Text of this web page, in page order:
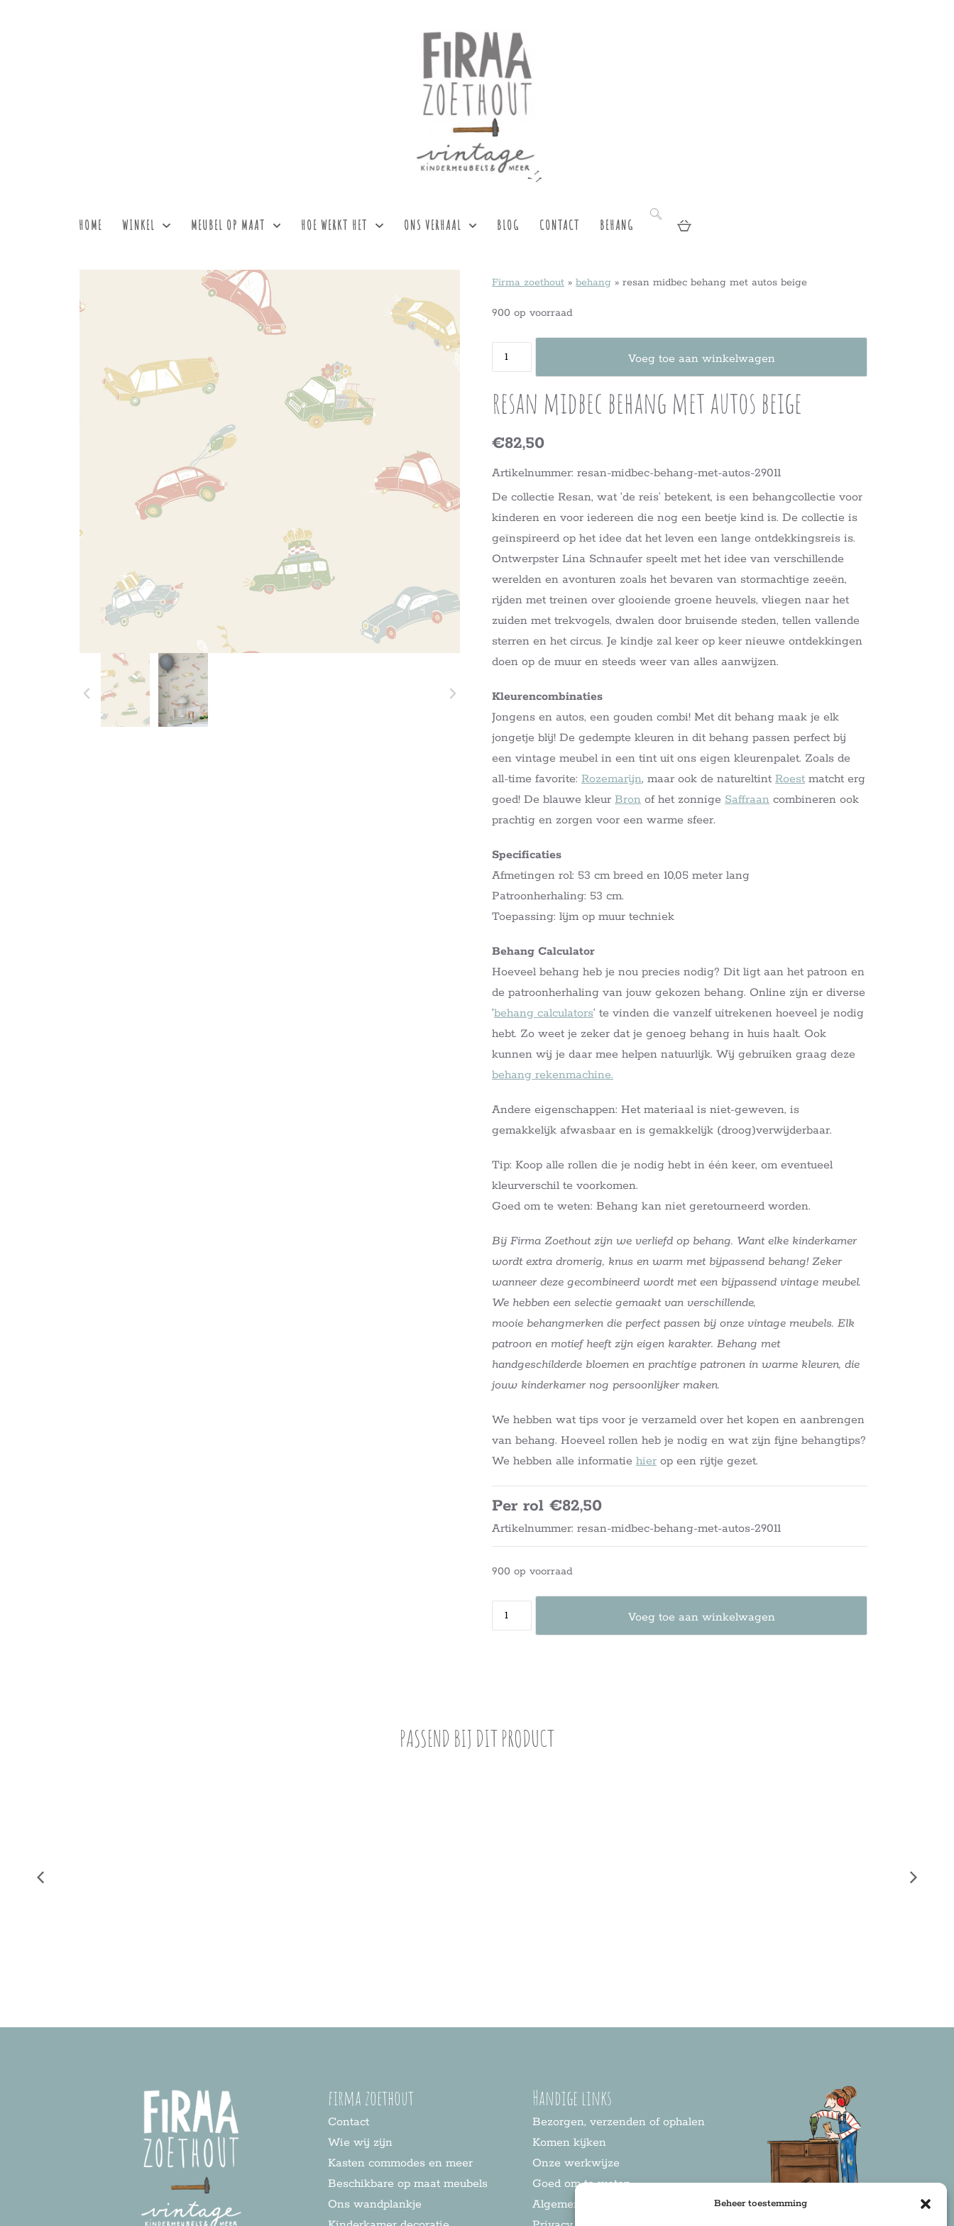
Beheer toestemming
HOME WINKEL MEUBEL OP MAAT HOE WERKT HET ONS VERHAAL BLOG CONTACT BEHANG
Firma zoethout »behang »resan midbec behang met autos beige
900 op voorraad
Voeg toe aan winkelwagen
resan midbec behang met autos beige
€82,50
Artikelnummer: resan-midbec-behang-met-autos-29011
De collectie Resan, wat ‘de reis’ betekent, is een behangcollectie voor
kinderen en voor iedereen die nog een beetje kind is. De collectie is
geïnspireerd op het idee dat het leven een lange ontdekkingsreis is.
Ontwerpster Lina Schnaufer speelt met het idee van verschillende
werelden en avonturen zoals het bevaren van stormachtige zeeën,
rijden met treinen over glooiende groene heuvels, vliegen naar het
zuiden met trekvogels, dwalen door bruisende steden, tellen vallende
sterren en het circus. Je kindje zal keer op keer nieuwe ontdekkingen
doen op de muur en steeds weer van alles aanwijzen.
Kleurencombinaties
Jongens en autos, een gouden combi! Met dit behang maak je elk
jongetje blij! De gedempte kleuren in dit behang passen perfect bij
een vintage meubel in een tint uit ons eigen kleurenpalet. Zoals de
all-time favorite:Rozemarijn, maar ook de natureltintRoest matcht erg
goed! De blauwe kleurBron of het zonnigeSaffraan combineren ook
prachtig en zorgen voor een warme sfeer.
Specificaties
Afmetingen rol: 53 cm breed en 10,05 meter lang
Patroonherhaling: 53 cm.
Toepassing: lijm op muur techniek
Behang Calculator
Hoeveel behang heb je nou precies nodig? Dit ligt aan het patroon en
de patroonherhaling van jouw gekozen behang. Online zijn er diverse
‘behang calculators‘ te vinden die vanzelf uitrekenen hoeveel je nodig
hebt. Zo weet je zeker dat je genoeg behang in huis haalt. Ook
kunnen wij je daar mee helpen natuurlijk. Wij gebruiken graag deze
behang rekenmachine.
Andere eigenschappen: Het materiaal is niet-geweven, is
gemakkelijk afwasbaar en is gemakkelijk (droog)verwijderbaar.
Tip: Koop alle rollen die je nodig hebt in één keer, om eventueel
kleurverschil te voorkomen.
Goed om te weten: Behang kan niet geretourneerd worden.
Bij Firma Zoethout zijn we verliefd op behang. Want elke kinderkamer
wordt extra dromerig, knus en warm met bijpassend behang! Zeker
wanneer deze gecombineerd wordt met een bijpassend vintage meubel.
We hebben een selectie gemaakt van verschillende,
mooie behangmerken die perfect passen bij onze vintage meubels. Elk
patroon en motief heeft zijn eigen karakter. Behang met
handgeschilderde bloemen en prachtige patronen in warme kleuren, die
jouw kinderkamer nog persoonlijker maken.
We hebben wat tips voor je verzameld over het kopen en aanbrengen
van behang. Hoeveel rollen heb je nodig en wat zijn fijne behangtips?
We hebben alle informatiehier op een rijtje gezet.
Per rol €82,50
Artikelnummer: resan-midbec-behang-met-autos-29011
900 op voorraad
Voeg toe aan winkelwagen
PASSEND BIJ DIT PRODUCT
firma zoethout
Contact
Wie wij zijn
Kasten commodes en meer
Beschikbare op maat meubels
Ons wandplankje
Handige links
Bezorgen, verzenden of ophalen
Komen kijken
Onze werkwijze
Goed om te weten
Algemene voorwaarden